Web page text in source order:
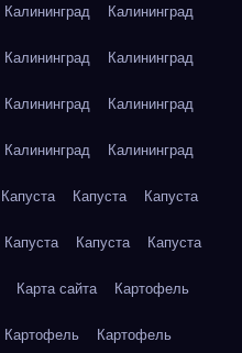
Калининград Калининград
Калининград Калининград
Калининград Калининград
Калининград Калининград
Капуста Капуста Капуста
Капуста Капуста Капуста
Карта сайта Картофель
Картофель Картофель